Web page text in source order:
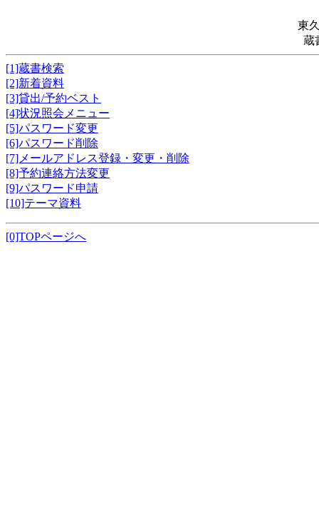
東
蔵
[1]蔵書検索
[2]新着資料
[3]貸出/予約ベスト
[4]状況照会メニュー
[5]パスワード変更
[6]パスワード削除
[7]メールアドレス登録・変更・削除
[8]予約連絡方法変更
[9]パスワード申請
[10]テーマ資料
[0]TOPページへ